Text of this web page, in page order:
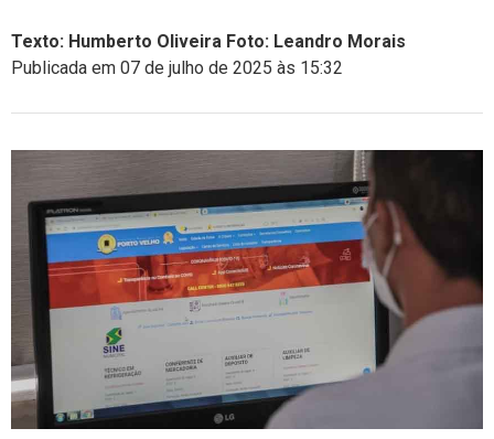
Texto: Humberto Oliveira Foto: Leandro Morais
Publicada em 07 de julho de 2025 às 15:32